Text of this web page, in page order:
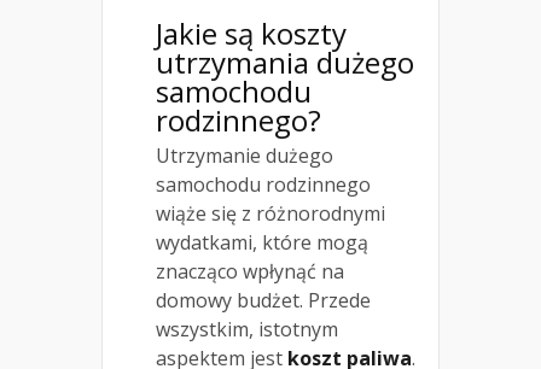
Jakie są koszty
utrzymania dużego
samochodu
rodzinnego?
Utrzymanie dużego
samochodu rodzinnego
wiąże się z różnorodnymi
wydatkami, które mogą
znacząco wpłynąć na
domowy budżet. Przede
wszystkim, istotnym
aspektem jest koszt paliwa.